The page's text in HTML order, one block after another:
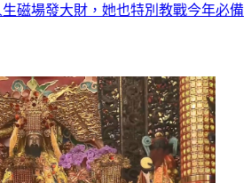
磁場發大財，她也特別教戰今年必備